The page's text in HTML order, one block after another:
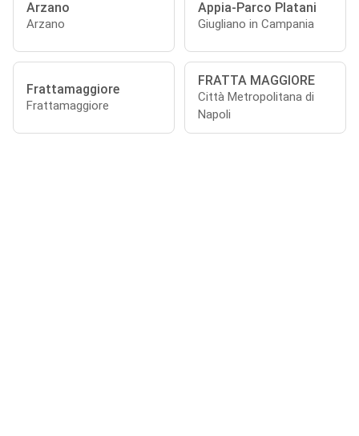
Arzano
Arzano
Appia-Parco Platani
Giugliano in Campania
Frattamaggiore
Frattamaggiore
FRATTA MAGGIORE
Città Metropolitana di
Napoli